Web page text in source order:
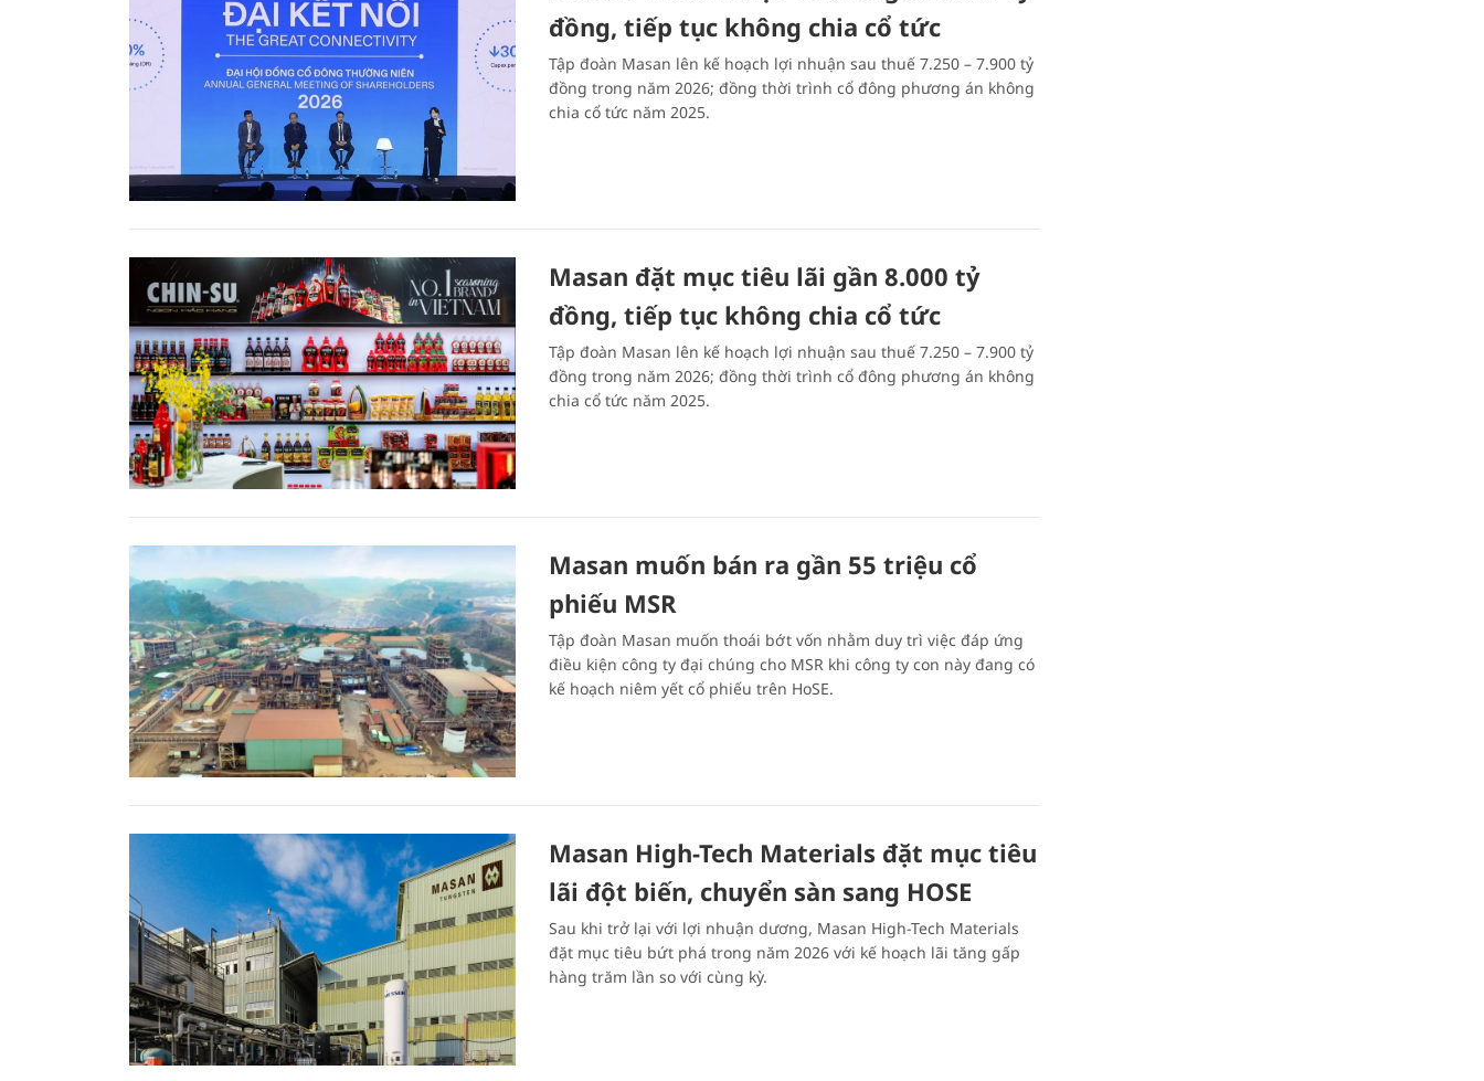
đồng, tiếp tục không chia cổ tức
Tập đoàn Masan lên kế hoạch lợi nhuận sau thuế 7.250 – 7.900 tỷ
đồng trong năm 2026; đồng thời trình cổ đông phương án không
chia cổ tức năm 2025.
Masan đặt mục tiêu lãi gần 8.000 tỷ
đồng, tiếp tục không chia cổ tức
Tập đoàn Masan lên kế hoạch lợi nhuận sau thuế 7.250 – 7.900 tỷ
đồng trong năm 2026; đồng thời trình cổ đông phương án không
chia cổ tức năm 2025.
Masan muốn bán ra gần 55 triệu cổ
phiếu MSR
Tập đoàn Masan muốn thoái bớt vốn nhằm duy trì việc đáp ứng
điều kiện công ty đại chúng cho MSR khi công ty con này đang có
kế hoạch niêm yết cổ phiếu trên HoSE.
Masan High-Tech Materials đặt mục tiêu
lãi đột biến, chuyển sàn sang HOSE
Sau khi trở lại với lợi nhuận dương, Masan High-Tech Materials
đặt mục tiêu bứt phá trong năm 2026 với kế hoạch lãi tăng gấp
hàng trăm lần so với cùng kỳ.